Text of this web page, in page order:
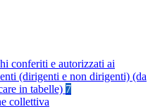
conferiti e autorizzati ai
(dirigenti e non dirigenti) (da
in tabelle) 7
collettiva